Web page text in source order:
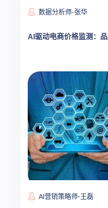
数据分析师-张华
AI驱动电商价格监测：
AI营销策略师-王磊